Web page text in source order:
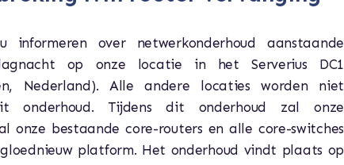
over netwerkonderhoud aanstaande
op onze locatie in het Serverius DC1
Nederland). Alle andere locaties worden niet
onderhoud. Tijdens dit onderhoud zal onze
onze bestaande core-routers en alle core-switches
platform. Het onderhoud vindt plaats op